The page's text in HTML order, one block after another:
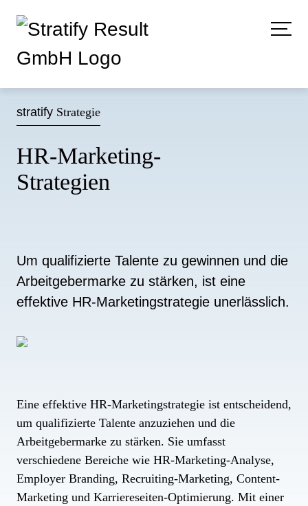
stratify Strategie
HR-Marketing-
Strategien
Um qualifizierte Talente zu gewinnen und die
Arbeitgebermarke zu stärken, ist eine
effektive HR-Marketingstrategie unerlässlich.
Eine effektive HR-Marketingstrategie ist entscheidend,
um qualifizierte Talente anzuziehen und die
Arbeitgebermarke zu stärken. Sie umfasst
verschiedene Bereiche wie HR-Marketing-Analyse,
Employer Branding, Recruiting-Marketing, Content-
Marketing und Karriereseiten-Optimierung. Mit einer